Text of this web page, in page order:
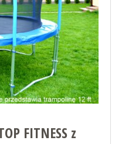
FITNESS z